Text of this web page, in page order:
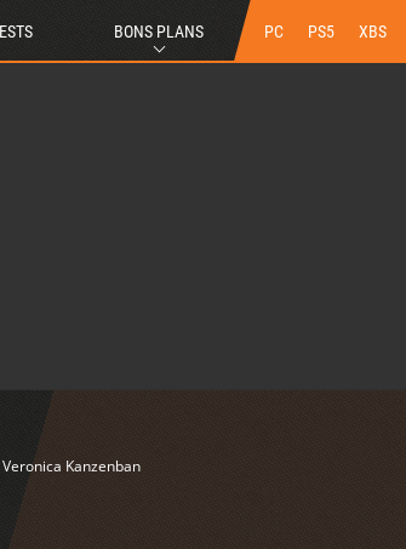
BONS PLANS PC PS5 XBS
Kanzenban